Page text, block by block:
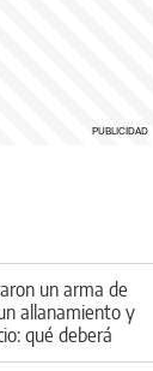
un arma de
allanamiento y
qué deberá